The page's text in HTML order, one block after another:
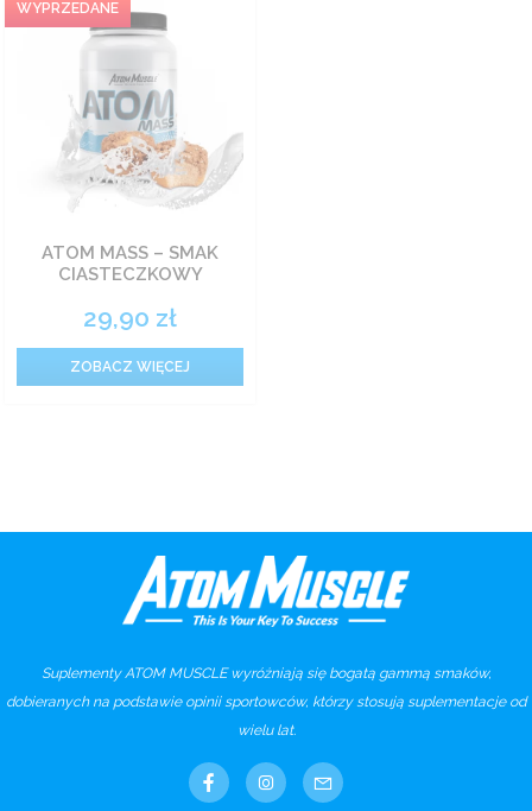
ATOM MASS – SMAK
CIASTECZKOWY
29,90 zł
ZOBACZ WIĘCEJ
Suplementy ATOM MUSCLE wyróżniają się bogatą gammą smaków,
dobieranych na podstawie opinii sportowców, którzy stosują suplementacje od
wielu lat.